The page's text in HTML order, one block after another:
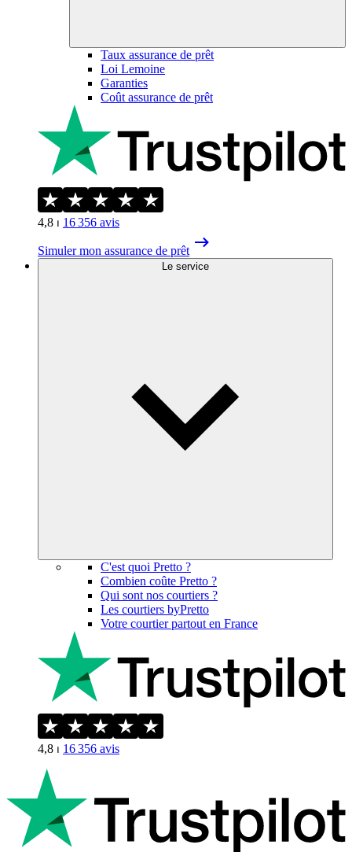
Taux assurance de prêt
Loi Lemoine
Garanties
Coût assurance de prêt
4,8 ⏐ 16 356 avis
Simuler mon assurance de prêt
Le service
C'est quoi Pretto ?
Combien coûte Pretto ?
Qui sont nos courtiers ?
Les courtiers byPretto
Votre courtier partout en France
4,8 ⏐ 16 356 avis